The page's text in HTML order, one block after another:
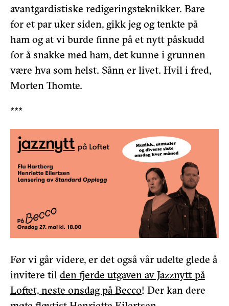
avantgardistiske redigeringsteknikker. Bare
for et par uker siden, gikk jeg og tenkte på
ham og at vi burde finne på et nytt påskudd
for å snakke med ham, det kunne i grunnen
være hva som helst. Sånn er livet. Hvil i fred,
Morten Thomte.
***
Før vi går videre, er det også vår udelte glede å
invitere til den fjerde utgaven av Jazznytt på
Loftet, neste onsdag på Becco! Der kan dere